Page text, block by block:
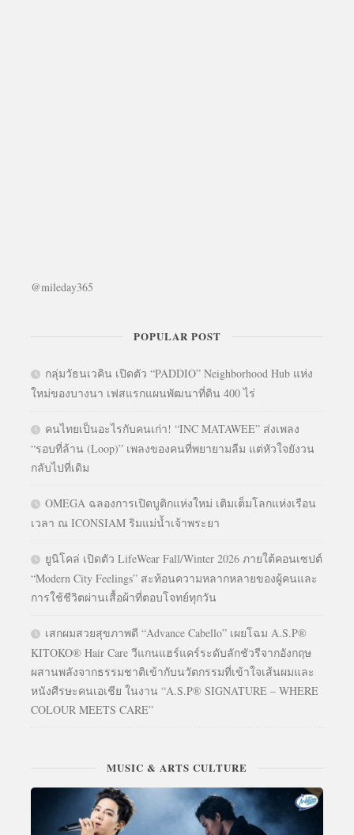
@mileday365
POPULAR POST
กลุ่มวัธนเวคิน เปิดตัว “PADDIO” Neighborhood Hub แห่ง
ใหม่ของบางนา เฟสแรกแผนพัฒนาที่ดิน 400 ไร่
คนไทยเป็นอะไรกับคนเก่า! “INC MATAWEE” ส่งเพลง
“รอบที่ล้าน (Loop)” เพลงของคนที่พยายามลืม แต่หัวใจยังวน
กลับไปที่เดิม
OMEGA ฉลองการเปิดบูติกแห่งใหม่ เติมเต็มโลกแห่งเรือน
เวลา ณ ICONSIAM ริมแม่น้ำเจ้าพระยา
ยูนิโคล่ เปิดตัว LifeWear Fall/Winter 2026 ภายใต้คอนเซปต์
“Modern City Feelings” สะท้อนความหลากหลายของผู้คนและ
การใช้ชีวิตผ่านเสื้อผ้าที่ตอบโจทย์ทุกวัน
เสกผมสวยสุขภาพดี “Advance Cabello” เผยโฉม A.S.P®
KITOKO® Hair Care วีแกนแฮร์แคร์ระดับลักชัวรีจากอังกฤษ
ผสานพลังจากธรรมชาติเข้ากับนวัตกรรมที่เข้าใจเส้นผมและ
หนังศีรษะคนเอเชีย ในงาน “A.S.P® SIGNATURE – WHERE
COLOUR MEETS CARE”
MUSIC & ARTS CULTURE